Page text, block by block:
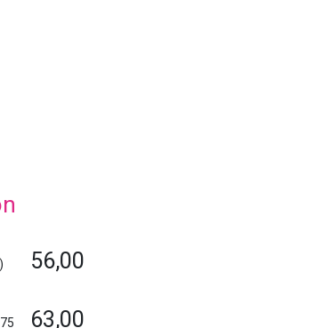
56,00
63,00